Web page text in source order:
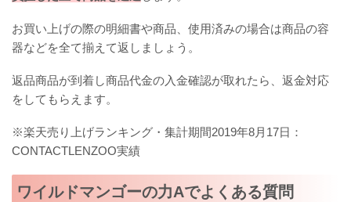
お買い上げの際の明細書や商品、使用済みの場合は商品の容
器などを全て揃えて返しましょう。
返品商品が到着し商品代金の入金確認が取れたら、返金対応
をしてもらえます。
※楽天売り上げランキング・集計期間2019年8月17日：
CONTACTLENZOO実績
ワイルドマンゴーの力Aでよくある質問